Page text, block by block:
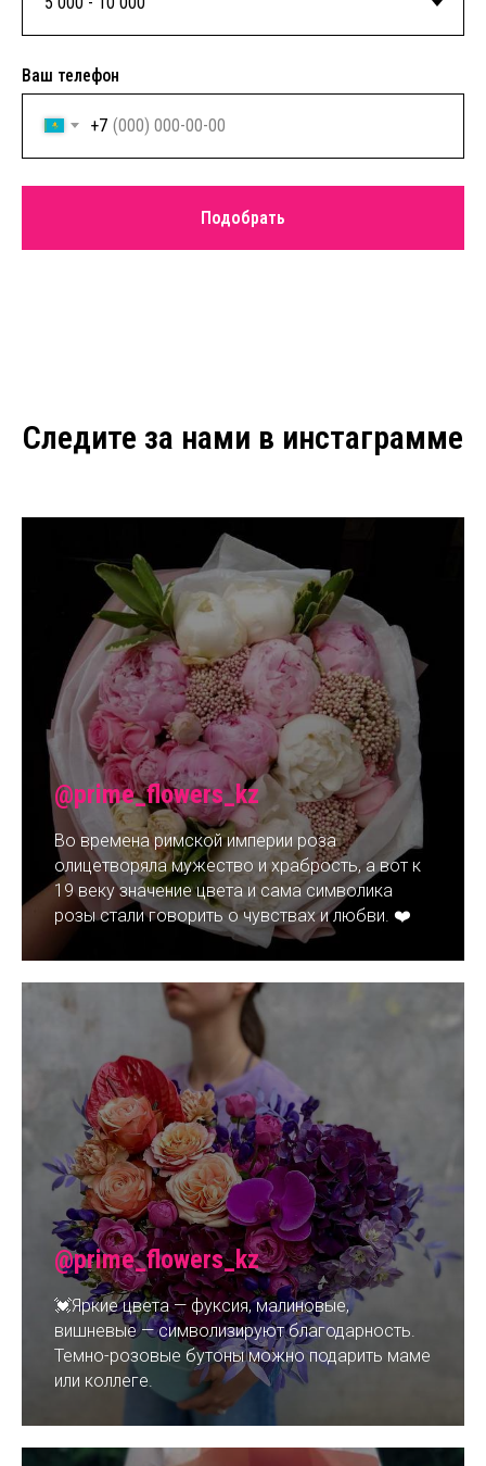
Ваш телефон
+7
Подобрать
Следите за нами в инстаграмме
@prime_flowers_kz
Во времена римской империи роза
олицетворяла мужество и храбрость, а вот к
19 веку значение цвета и сама символика
розы стали говорить о чувствах и любви. ❤️
@prime_flowers_kz
💓Яркие цвета — фуксия, малиновые,
вишневые — символизируют благодарность.
Темно-розовые бутоны можно подарить маме
или коллеге.